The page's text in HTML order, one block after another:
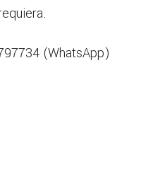
(WhatsApp)